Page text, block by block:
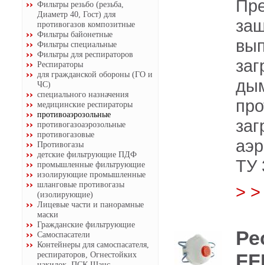
Фильтры резьбо (резьба,
Диаметр 40, Гост) для
противогазов композитные
Фильтры байонетные
Фильтры специальные
Фильтры для респираторов
Респираторы
для гражданской обороны (ГО и
ЧС)
специального назначения
медицинские респираторы
противоаэрозольные
противогазоаэрозольные
противогазовые
Противогазы
детские фильтрующие ПДФ
промышленные фильтрующие
изолирующие промышленные
шланговые противогазы
(изолирующие)
Лицевые части и панорамные
маски
Гражданские фильтрующие
Самоспасатели
Контейнеры для самоспасателя,
респираторов, Огнестойких
ТУ
>